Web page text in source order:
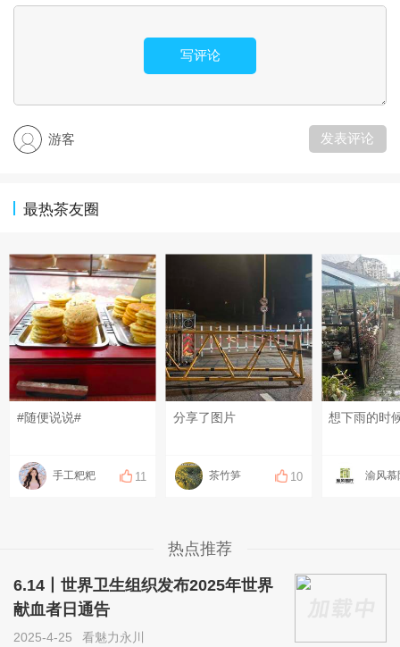
写评论
游客 发表评论
最热茶友圈
#随便说说#
手工粑粑 11
分享了图片
茶竹笋 10
热点推荐
6.14丨世界卫生组织发布2025年世界
献血者日通告
2025-4-25 看魅力永川